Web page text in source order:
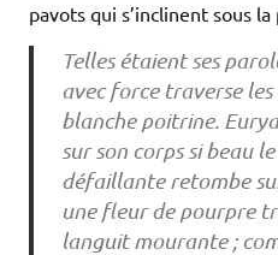
pavots qui s’inclinent sous la
Telles étaient ses
avec force traverse
blanche poitrine.
sur son corps si beau
défaillante retombe
une fleur de pourpre
languit mourante ;